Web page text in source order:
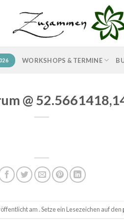
WORKSHOPS & TERMINE
@
am . Setze ein Lesezeichen auf den